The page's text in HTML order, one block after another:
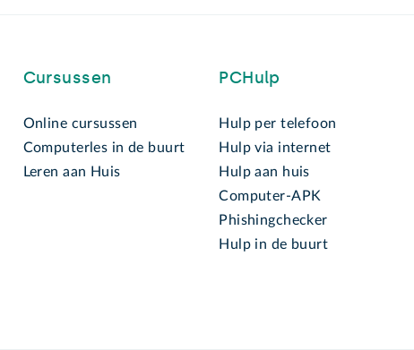
Cursussen
Online cursussen
Computerles in de buurt
Leren aan Huis
PCHulp
Hulp per telefoon
Hulp via internet
Hulp aan huis
Computer-APK
Phishingchecker
Hulp in de buurt